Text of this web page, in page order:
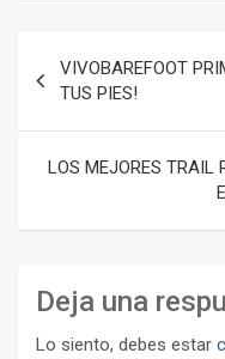
de
entradas
VIVOBAREFOOT
TUS PIES!
LOS MEJORES TRAIL
Deja una
Lo siento, debes estar